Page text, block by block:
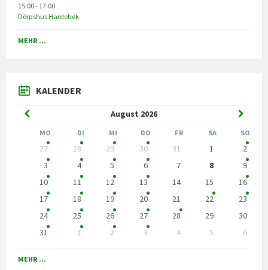
15:00 - 17:00
Dörpshus Hardebek
MEHR ...
KALENDER
August 2026
Previous
Month
Month
MO DI MI DO FR SA SO
calendar
27 28 29 30 31 1
2
3
4 5 6 7 8
9
10
11 12 13 14 15
16
17
18 19 20 21 22
23
24
25 26 27 28 29
30
31
1 2 3 4 5
6
to
calendar
MEHR ...